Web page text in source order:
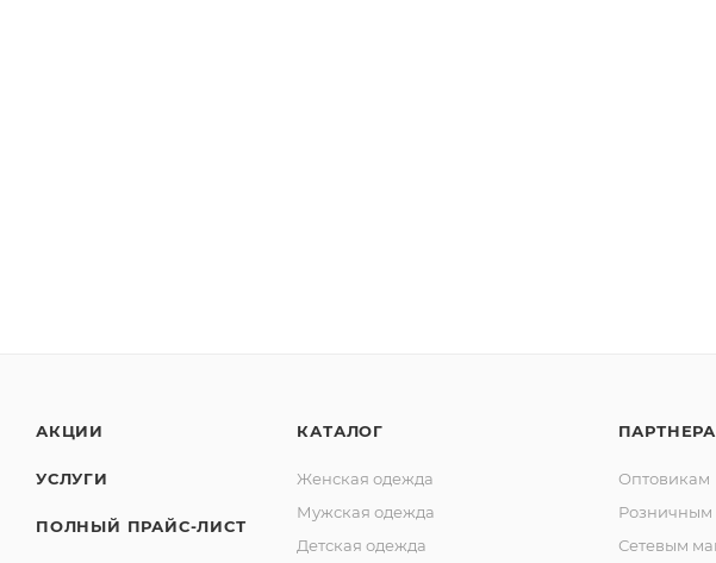
АКЦИИ
УСЛУГИ
ПОЛНЫЙ ПРАЙС-ЛИСТ
КАТАЛОГ
Женская одежда
Мужская одежда
Детская одежда
Оптовикам
Розничным
Сетевым